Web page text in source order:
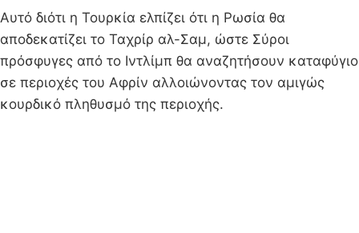
Αυτό διότι η Τουρκία ελπίζει ότι η Ρωσία θα
αποδεκατίζει το Ταχρίρ αλ-Σαμ, ώστε Σύροι
πρόσφυγες από το Ιντλίμπ θα αναζητήσουν καταφύγιο
σε περιοχές του Αφρίν αλλοιώνοντας τον αμιγώς
κουρδικό πληθυσμό της περιοχής.